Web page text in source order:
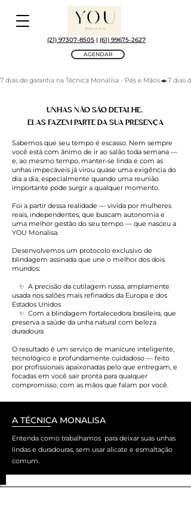
(21) 97307-8505 | (61) 99675-2627
7 dias de garantia na Técnica Monalisa - Pés e Mãos
AGENDAR
UNHAS NÃO SÃO DETALHE.
ELAS FAZEM PARTE DA SUA PRESENÇA
Sabemos que seu tempo é escasso. Nem sempre
você está com ânimo de ir ao salão toda semana —
e, ao mesmo tempo, manter-se linda e com as
unhas impecáveis já virou quase uma exigência do
dia a dia, especialmente quando uma reunião
importante pode surgir a qualquer momento.
Foi a partir dessa realidade — vivida por mulheres
reais, independentes, que buscam autonomia e
uma melhor gestão do seu tempo — que nasceu a
YOU Monalisa.
Desenvolvemos um protocolo exclusivo de
blindagem assinada que une o melhor dos dois
mundos:
✨ A precisão da cutilagem russa, amplamente
usada nos salões mais refinados da Europa e dos
Estados Unidos
✨ Com a blindagem fortalecedora brasileira, que
preserva a saúde da unha natural com beleza
duradoura
O resultado é um serviço de manicure inteligente,
tecnológico e profundamente cuidadoso — feito
por profissionais apaixonadas pelo que entregam, e
focadas em você sair pronta para qualquer
compromisso, com as mãos que falam por você.
A TÉCNICA MONALISA
Entenda como trabalhamos para deixar suas unhas
lindas e duradouras, sem usar alicate e esmaltação
comum.